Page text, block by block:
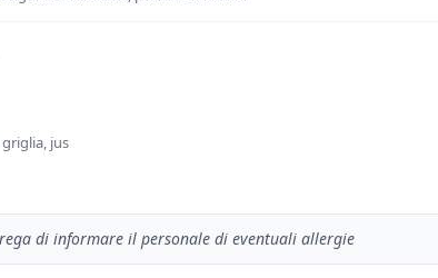
jus
di informare il personale di eventuali allergie